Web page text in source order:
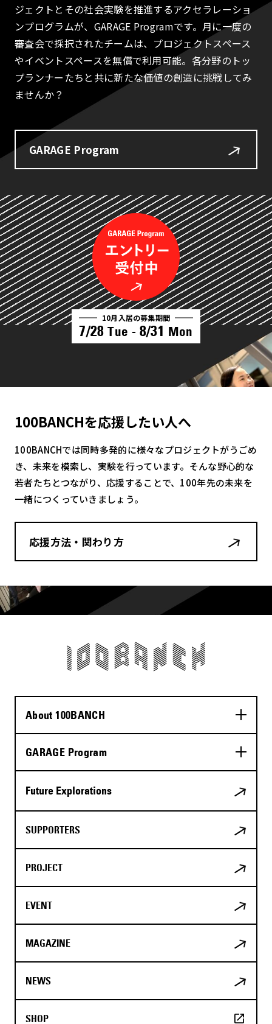
ジェクトとその社会実験を推進するアクセラレーショ
ンプログラムが、GARAGE Programです。月に一度の
審査会で採択されたチームは、プロジェクトスペース
やイベントスペースを無償で利用可能。各分野のトッ
プランナーたちと共に新たな価値の創造に挑戦してみ
ませんか？
GARAGE Program
10月入居の募集期間
7/28 Tue - 8/31 Mon
100BANCHを応援したい人へ
100BANCHでは同時多発的に様々なプロジェクトがうごめ
き、未来を模索し、実験を行っています。そんな野心的な
若者たちとつながり、応援することで、100年先の未来を
一緒につくっていきましょう。
応援方法・関わり方
About 100BANCH
GARAGE Program
Future Explorations
SUPPORTERS
PROJECT
EVENT
MAGAZINE
NEWS
SHOP